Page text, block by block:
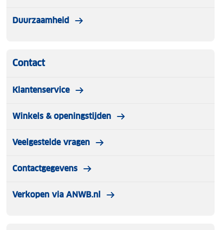
Duurzaamheid
Contact
Klantenservice
Winkels & openingstijden
Veelgestelde vragen
Contactgegevens
Verkopen via ANWB.nl